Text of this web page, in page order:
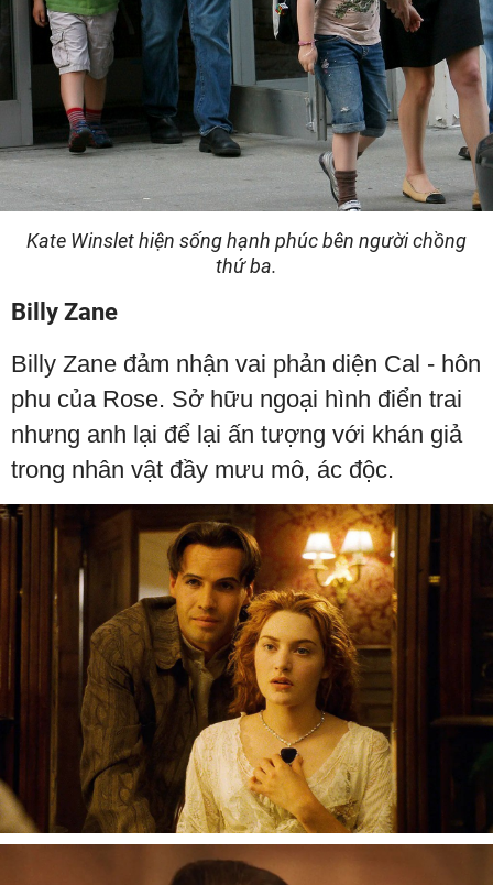
Kate Winslet hiện sống hạnh phúc bên người chồng
thứ ba.
Billy Zane
Billy Zane đảm nhận vai phản diện Cal - hôn
phu của Rose. Sở hữu ngoại hình điển trai
nhưng anh lại để lại ấn tượng với khán giả
trong nhân vật đầy mưu mô, ác độc.